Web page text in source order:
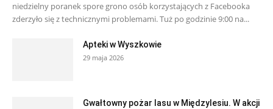
niedzielny poranek spore grono osób korzystających z Facebooka
zderzyło się z technicznymi problemami. Tuż po godzinie 9:00 na...
Apteki w Wyszkowie
29 maja 2026
Gwałtowny pożar lasu w Międzylesiu. W akcji